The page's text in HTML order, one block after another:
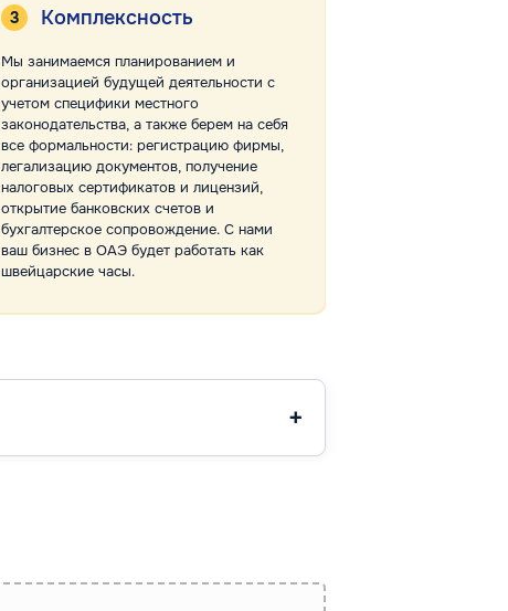
Комплексность
Мы занимаемся планированием и
организацией будущей деятельности с
учетом специфики местного
законодательства, а также берем на себя
все формальности: регистрацию фирмы,
легализацию документов, получение
налоговых сертификатов и лицензий,
открытие банковских счетов и
бухгалтерское сопровождение. С нами
ваш бизнес в ОАЭ будет работать как
швейцарские часы.